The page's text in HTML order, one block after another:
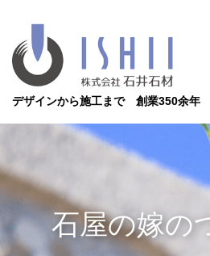
デザインから施工まで 創業350余年
石屋の嫁の